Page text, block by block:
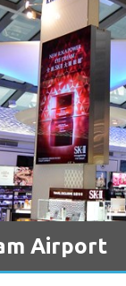
Airport